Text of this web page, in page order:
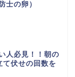
士の卵）
人必見！！朝の
て伏せの回数を